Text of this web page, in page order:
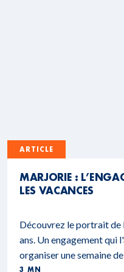
ARTICLE
MARJORIE :
LES VACANCES
Découvrez le portrait
ans. Un engagement qui
organiser une semaine
3 MN